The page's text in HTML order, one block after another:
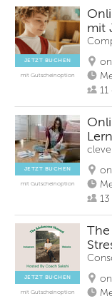
JETZT BUCHEN
mit Gutscheinoption
mit
11
JETZT BUCHEN
mit Gutscheinoption
13
JETZT BUCHEN
mit Gutscheinoption